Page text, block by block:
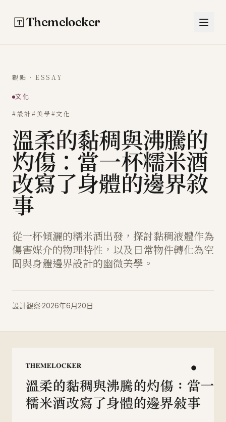
Themelocker
觀點 · ESSAY
文化
#設計#美學#文化
溫柔的黏稠與沸騰的
灼傷：當一杯糯米酒
改寫了身體的邊界敘
事
從一杯傾灑的糯米酒出發，探討黏稠液體作為
傷害媒介的物理特性，以及日常物件轉化為空
間與身體邊界設計的幽微美學。
設計觀察·2026年6月20日